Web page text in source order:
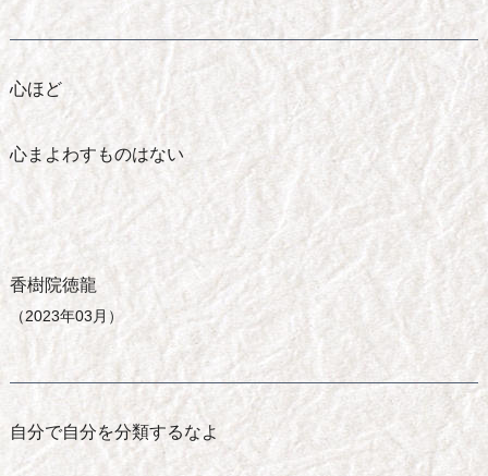
心ほど
心まよわすものはない
香樹院徳龍
（2023年03月）
自分で自分を分類するなよ